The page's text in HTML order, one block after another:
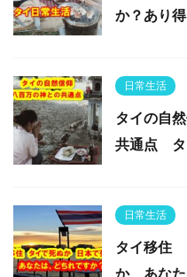
か？あり
日常生活
タイの自
共通点 タ
日常生活
タイ移住